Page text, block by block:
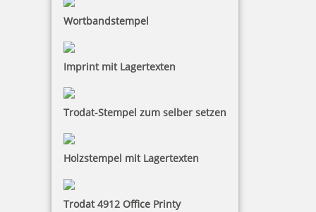
Wortbandstempel
Imprint mit Lagertexten
Trodat-Stempel zum selber setzen
Holzstempel mit Lagertexten
Trodat 4912 Office Printy
versehen möchten. Zum Gebrauch benötigen Sie ein
separates Stempelkissen. Der Tag und das Jahr
werden in Zahlen abgedruckt und er Monat wird
abgekürzt in Buchstaben abgedruck. Es gibt den
Colop-Datumsstempel auch in der englischen
Variante.